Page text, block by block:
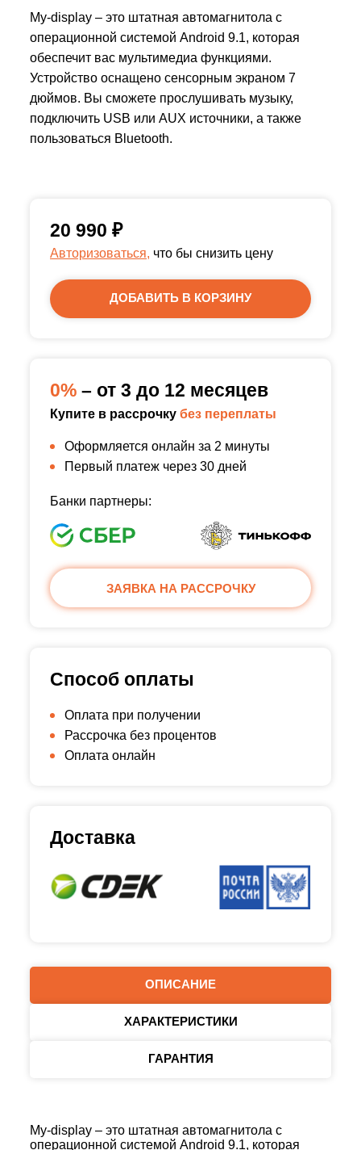
My-display – это штатная автомагнитола с
операционной системой Android 9.1, которая
обеспечит вас мультимедиа функциями.
Устройство оснащено сенсорным экраном 7
дюймов. Вы сможете прослушивать музыку,
подключить USB или AUX источники, а также
пользоваться Bluetooth.
ОПИСАНИЕ
ХАРАКТЕРИСТИКИ
ГАРАНТИЯ
My-display – это штатная автомагнитола с
операционной системой Android 9.1, которая
20 990 ₽
Авторизоваться, что бы снизить цену
ДОБАВИТЬ В КОРЗИНУ
0% – от 3 до 12 месяцев
Купите в рассрочку без переплаты
Оформляется онлайн за 2 минуты
Первый платеж через 30 дней
Банки партнеры:
ЗАЯВКА НА РАССРОЧКУ
Способ оплаты
Оплата при получении
Рассрочка без процентов
Оплата онлайн
Доставка